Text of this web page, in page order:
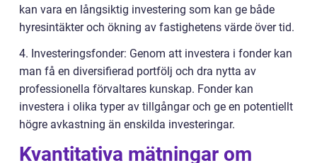
kan vara en långsiktig investering som kan ge både
hyresintäkter och ökning av fastighetens värde över tid.
4. Investeringsfonder: Genom att investera i fonder kan
man få en diversifierad portfölj och dra nytta av
professionella förvaltares kunskap. Fonder kan
investera i olika typer av tillgångar och ge en potentiellt
högre avkastning än enskilda investeringar.
Kvantitativa mätningar om